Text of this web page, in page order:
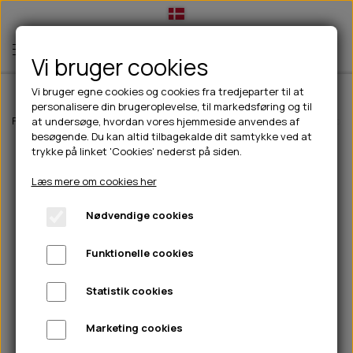
TIL HUND
💧FODER- VANDSKÅLE
CHICOPEE
GODBIDSTASKE
HALSBÅND
🦴 GODBIDDER & SNACKS
🍖 SMAGSVARIANTER
🎾 LEGETØJ
TÆNDER, ØRE, ØJE, POTER & NÆSE
🐾 UDSTYR & KOMFORT
TIL HUNDEEJER
DRIKKEFLASKER/TERMOFLASKER
HUER OG VANTER
PINEWOOD SALES
TIL KAT
TILBUD
NYHEDER
ABONNEMENT
Forside Outdoor Huer og vanter Pinewood Nydala Classic
Vi bruger cookies
Vi bruger egne cookies og cookies fra tredjeparter til at
personalisere din brugeroplevelse, til markedsføring og til
at undersøge, hvordan vores hjemmeside anvendes af
besøgende. Du kan altid tilbagekalde dit samtykke ved at
trykke på linket 'Cookies' nederst på siden.
Læs mere om cookies her
Nødvendige cookies
Funktionelle cookies
Statistik cookies
Marketing cookies